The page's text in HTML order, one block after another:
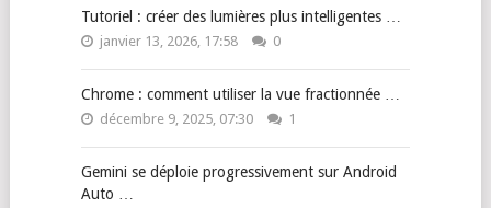
Tutoriel : créer des lumières plus intelligentes …
janvier 13, 2026, 17:58 0
Chrome : comment utiliser la vue fractionnée …
décembre 9, 2025, 07:30 1
Gemini se déploie progressivement sur Android
Auto …